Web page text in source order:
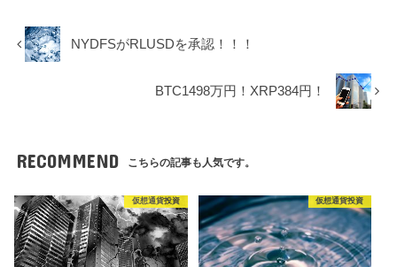
NYDFSがRLUSDを承認！！！
BTC1498万円！XRP384円！
RECOMMEND こちらの記事も人気です。
仮想通貨投資 仮想通貨投資